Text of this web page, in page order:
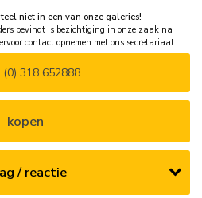
niet in een van onze galeries!
bevindt is bezichtiging in onze zaak na
contact opnemen met ons secretariaat.
318 652888
kopen
/ reactie